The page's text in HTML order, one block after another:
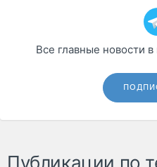
Все главные новости
Публикации по